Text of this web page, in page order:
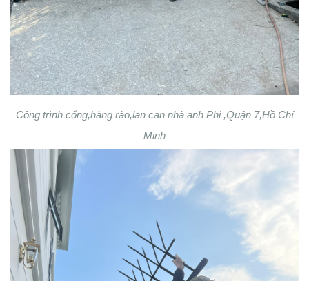
Công trình cổng,hàng rào,lan can nhà anh Phi ,Quận 7,Hồ Chí
Minh